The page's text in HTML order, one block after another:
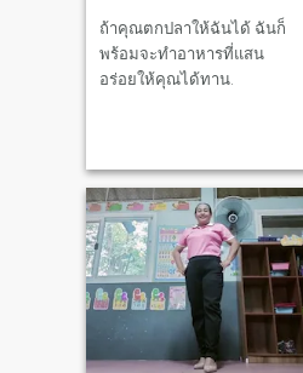
ถ้าคุณตกปลาให้ฉันได้ ฉันก็
พร้อมจะทำอาหารที่แสน
อร่อยให้คุณได้ทาน.